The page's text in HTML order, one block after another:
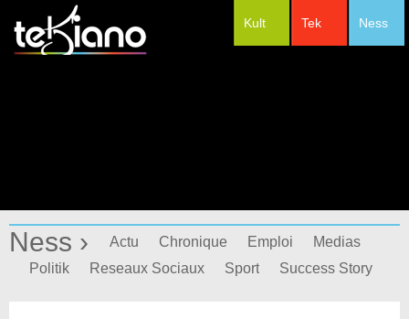
Ness
Tek
Kult
Ness › Actu Chronique Emploi
Medias
Politik
Reseaux Sociaux Sport Success Story